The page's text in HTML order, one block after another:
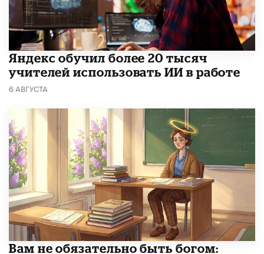
​Яндекс обучил более 20 тысяч
учителей использовать ИИ в работе
6 АВГУСТА
​Вам не обязательно быть богом: